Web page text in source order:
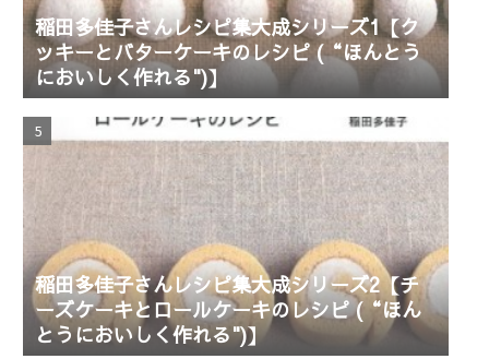
稲田多佳子さんレシピ集大成シリーズ1【ク
ッキーとバターケーキのレシピ (“ほんとう
においしく作れる")】
稲田多佳子さんレシピ集大成シリーズ2【チ
ーズケーキとロールケーキのレシピ (“ほん
とうにおいしく作れる")】